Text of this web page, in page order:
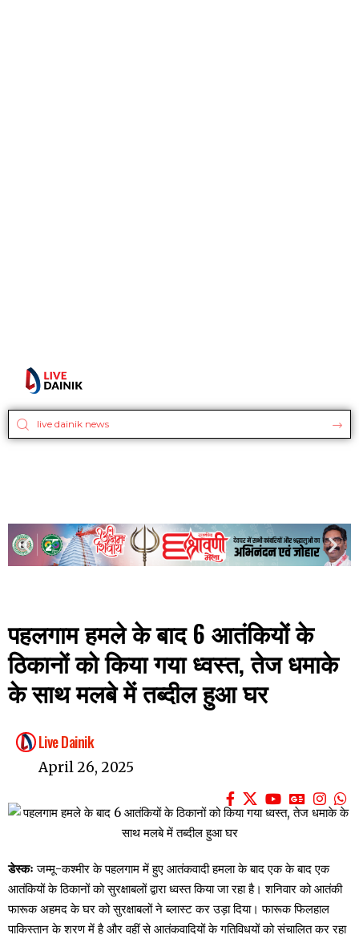
पहलगाम हमले के बाद 6 आतंकियों के
ठिकानों को किया गया ध्वस्त, तेज धमाके
के साथ मलबे में तब्दील हुआ घर
Live Dainik
April 26, 2025
डेस्कः जम्मू-कश्मीर के पहलगाम में हुए आतंकवादी हमला के बाद एक के बाद एक
आतंकियों के ठिकानों को सुरक्षाबलों द्वारा ध्वस्त किया जा रहा है। शनिवार को आतंकी
फारूक अहमद के घर को सुरक्षाबलों ने ब्लास्ट कर उड़ा दिया। फारूक फिलहाल
पाकिस्तान के शरण में है और वहीं से आतंकवादियों के गतिविधयों को संचालित कर रहा